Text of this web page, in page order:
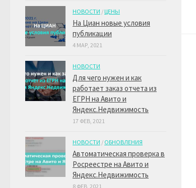
НОВОСТИ /ЦЕНЫ
На Циан новые условия
публикации
4 МАР, 2021
НОВОСТИ
Для чего нужен и как
работает заказ отчета из
ЕГРН на Авито и
Яндекс.Недвижимость
17 ФЕВ, 2021
НОВОСТИ / ОБНОВЛЕНИЯ
Автоматическая проверка в
Росреестре на Авито и
Яндекс.Недвижимость
8 ФЕВ, 2021